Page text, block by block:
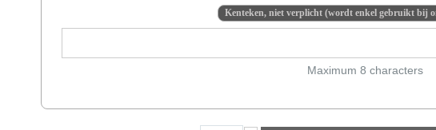
Kenteken, niet verplicht (wordt enkel gebruikt bij
Maximum 8 characters